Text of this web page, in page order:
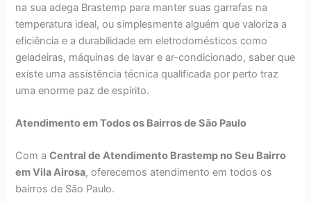
na sua adega Brastemp para manter suas garrafas na
temperatura ideal, ou simplesmente alguém que valoriza a
eficiência e a durabilidade em eletrodomésticos como
geladeiras, máquinas de lavar e ar-condicionado, saber que
existe uma assistência técnica qualificada por perto traz
uma enorme paz de espírito.
Atendimento em Todos os Bairros de São Paulo
Com aCentral de Atendimento Brastemp no Seu Bairro
em Vila Airosa, oferecemos atendimento em todos os
bairros de São Paulo.